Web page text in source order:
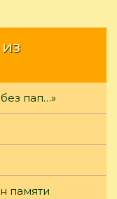
пап…»
памяти